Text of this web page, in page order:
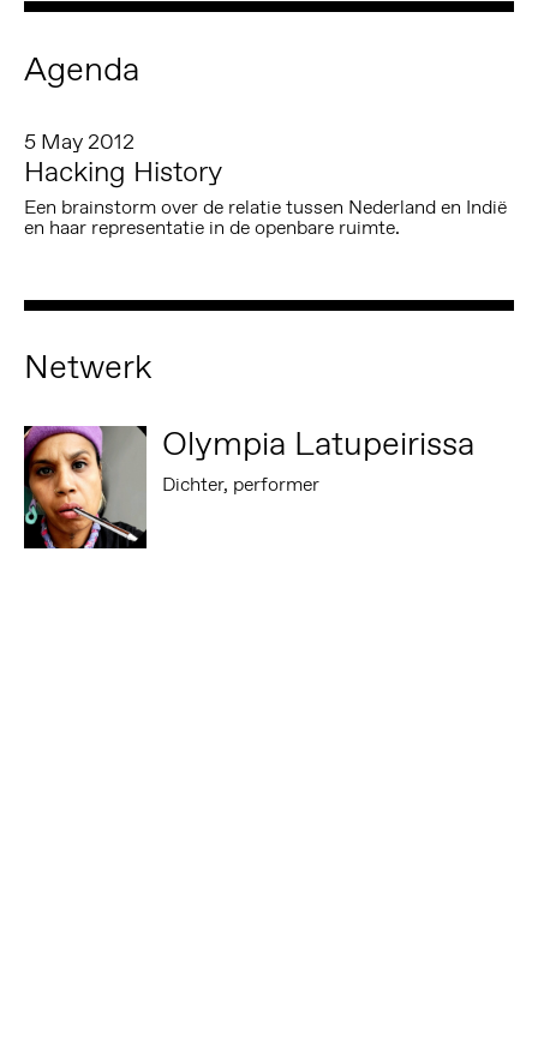
Agenda
5 May 2012
Hacking History
Een brainstorm over de relatie tussen Nederland en Indië
en haar representatie in de openbare ruimte.
Netwerk
Olympia Latupeirissa
Dichter, performer